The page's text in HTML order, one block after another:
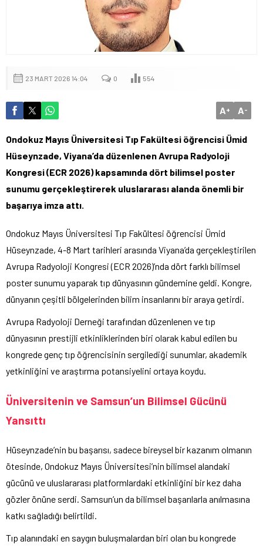
23 MART 2026 14:04 0 554
A+ A-
Ondokuz Mayıs Üniversitesi Tıp Fakültesi öğrencisi Ümid
Hüseynzade, Viyana’da düzenlenen Avrupa Radyoloji
Kongresi (ECR 2026) kapsamında dört bilimsel poster
sunumu gerçekleştirerek uluslararası alanda önemli bir
başarıya imza attı.
Ondokuz Mayıs Üniversitesi Tıp Fakültesi öğrencisi Ümid
Hüseynzade, 4-8 Mart tarihleri arasında Viyana’da gerçekleştirilen
Avrupa Radyoloji Kongresi (ECR 2026)’nda dört farklı bilimsel
poster sunumu yaparak tıp dünyasının gündemine geldi. Kongre,
dünyanın çeşitli bölgelerinden bilim insanlarını bir araya getirdi.
Avrupa Radyoloji Derneği tarafından düzenlenen ve tıp
dünyasının prestijli etkinliklerinden biri olarak kabul edilen bu
kongrede genç tıp öğrencisinin sergilediği sunumlar, akademik
yetkinliğini ve araştırma potansiyelini ortaya koydu.
Üniversitenin ve Samsun’un Bilimsel Gücünü
Yansıttı
Hüseynzade’nin bu başarısı, sadece bireysel bir kazanım olmanın
ötesinde, Ondokuz Mayıs Üniversitesi’nin bilimsel alandaki
gücünü ve uluslararası platformlardaki etkinliğini bir kez daha
gözler önüne serdi. Samsun’un da bilimsel başarılarla anılmasına
katkı sağladığı belirtildi.
Tıp alanındaki en saygın buluşmalardan biri olan bu kongrede